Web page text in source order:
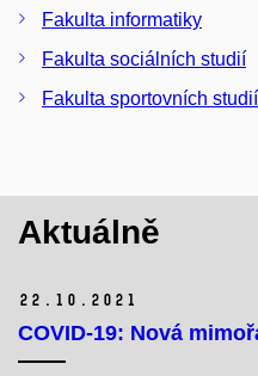
Fakulta informatiky
Fakulta sociálních studií
Fakulta sportovních studií
Aktuálně
22. 10. 2021
COVID-19: Nová